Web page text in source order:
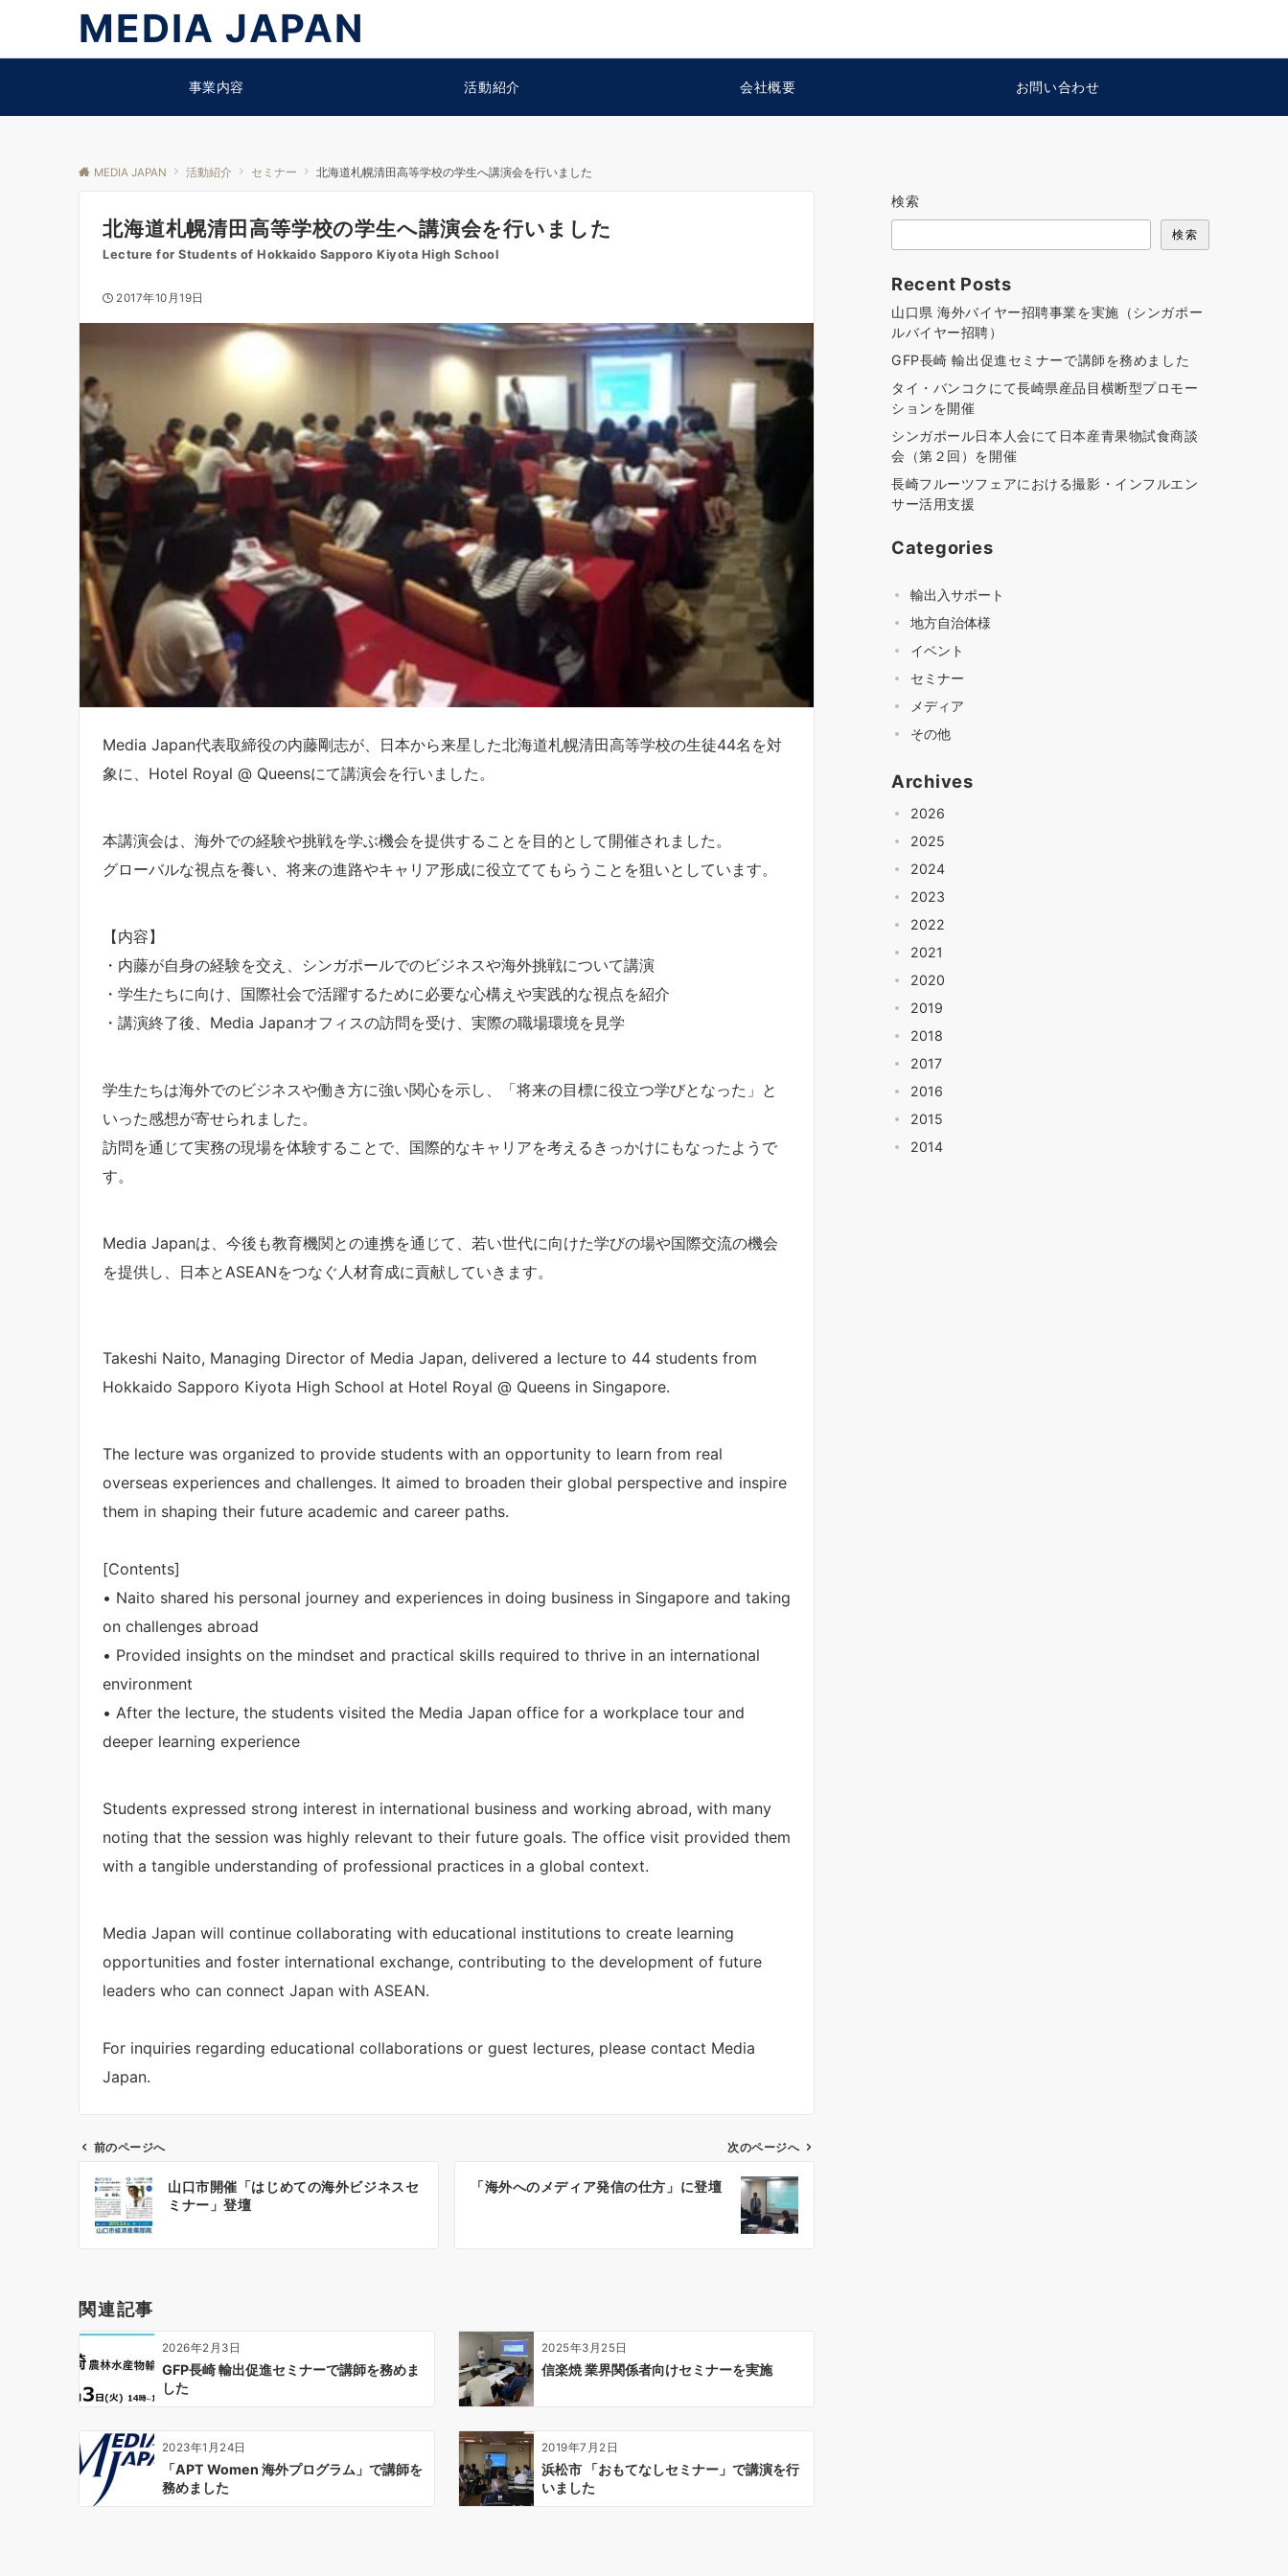
MEDIA JAPAN
事業内容 活動紹介 会社概要 お問い合わせ
MEDIA JAPAN 活動紹介 セミナー 北海道札幌清田高等学校の学生へ講演会を行いました
北海道札幌清田高等学校の学生へ講演会を行いました
Lecture for Students of Hokkaido Sapporo Kiyota High School
2017年10月19日
Media Japan代表取締役の内藤剛志が、日本から来星した北海道札幌清田高等学校の生徒44名を対
象に、Hotel Royal @ Queensにて講演会を行いました。
本講演会は、海外での経験や挑戦を学ぶ機会を提供することを目的として開催されました。
グローバルな視点を養い、将来の進路やキャリア形成に役立ててもらうことを狙いとしています。
【内容】
・内藤が自身の経験を交え、シンガポールでのビジネスや海外挑戦について講演
・学生たちに向け、国際社会で活躍するために必要な心構えや実践的な視点を紹介
・講演終了後、Media Japanオフィスの訪問を受け、実際の職場環境を見学
学生たちは海外でのビジネスや働き方に強い関心を示し、「将来の目標に役立つ学びとなった」と
いった感想が寄せられました。
訪問を通じて実務の現場を体験することで、国際的なキャリアを考えるきっかけにもなったようで
す。
Media Japanは、今後も教育機関との連携を通じて、若い世代に向けた学びの場や国際交流の機会
を提供し、日本とASEANをつなぐ人材育成に貢献していきます。
Takeshi Naito, Managing Director of Media Japan, delivered a lecture to 44 students from
Hokkaido Sapporo Kiyota High School at Hotel Royal @ Queens in Singapore.
The lecture was organized to provide students with an opportunity to learn from real
overseas experiences and challenges. It aimed to broaden their global perspective and inspire
them in shaping their future academic and career paths.
[Contents]
• Naito shared his personal journey and experiences in doing business in Singapore and taking
on challenges abroad
• Provided insights on the mindset and practical skills required to thrive in an international
environment
• After the lecture, the students visited the Media Japan office for a workplace tour and
deeper learning experience
Students expressed strong interest in international business and working abroad, with many
noting that the session was highly relevant to their future goals. The office visit provided them
with a tangible understanding of professional practices in a global context.
Media Japan will continue collaborating with educational institutions to create learning
opportunities and foster international exchange, contributing to the development of future
leaders who can connect Japan with ASEAN.
For inquiries regarding educational collaborations or guest lectures, please contact Media
Japan.
シ
ョ
ン
前のページへ
山口市開催「はじめての海外ビジネスセ
ミナー」登壇
次のページへ
「海外へのメディア発信の仕方」に登壇
関連記事
2026年2月3日
GFP長崎 輸出促進セミナーで講師を務めま
した
2025年3月25日
信楽焼 業界関係者向けセミナーを実施
2023年1月24日
「APT Women 海外プログラム」で講師を
務めました
2019年7月2日
浜松市 「おもてなしセミナー」で講演を行
いました
検索
検索
Recent Posts
山口県 海外バイヤー招聘事業を実施（シンガポー
ルバイヤー招聘）
GFP長崎 輸出促進セミナーで講師を務めました
タイ・バンコクにて長崎県産品目横断型プロモー
ションを開催
シンガポール日本人会にて日本産青果物試食商談
会（第２回）を開催
長崎フルーツフェアにおける撮影・インフルエン
サー活用支援
Categories
輸出入サポート
地方自治体様
イベント
セミナー
メディア
その他
Archives
2026
2025
2024
2023
2022
2021
2020
2019
2018
2017
2016
2015
2014